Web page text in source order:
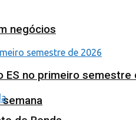
negócios
no primeiro semestre